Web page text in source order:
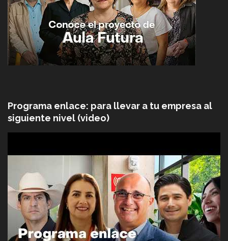
Programa enlace: para llevar a tu empresa al
siguiente nivel (video)